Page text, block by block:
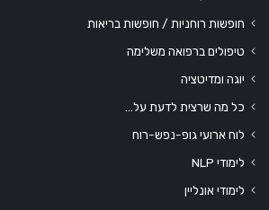
חופשות רוחניות / חופשות בריאות
טיפולים ברפואה משלימה
יוגה ומדיטציה
כל מה שרצית לדעת על…
לוח ארועי גופ-נפש-רוח
לימודי NLP
לימודי אונליין